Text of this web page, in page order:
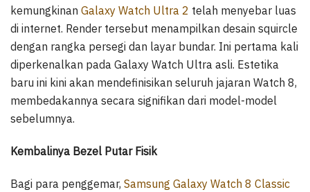
kemungkinan Galaxy Watch Ultra 2 telah menyebar luas
di internet. Render tersebut menampilkan desain squircle
dengan rangka persegi dan layar bundar. Ini pertama kali
diperkenalkan pada Galaxy Watch Ultra asli. Estetika
baru ini kini akan mendefinisikan seluruh jajaran Watch 8,
membedakannya secara signifikan dari model-model
sebelumnya.
Kembalinya Bezel Putar Fisik
Bagi para penggemar, Samsung Galaxy Watch 8 Classic